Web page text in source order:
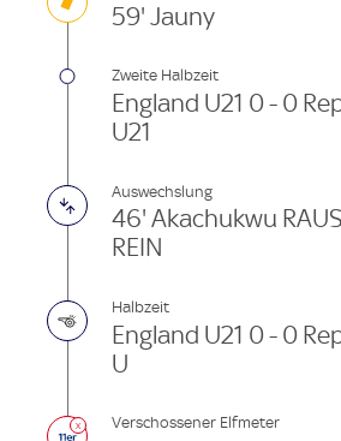
59' Jauny
Zweite Halbzeit
England U21 0 - 0
U21
Auswechslung
46' Akachukwu
REIN
Halbzeit
England U21 0 - 0
U
Verschossener Elfmeter